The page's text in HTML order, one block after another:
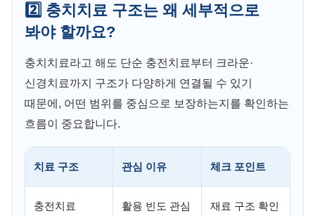
2️⃣ 충치치료 구조는 왜 세부적으로
봐야 할까요?
충치치료라고 해도 단순 충전치료부터 크라운·
신경치료까지 구조가 다양하게 연결될 수 있기
때문에, 어떤 범위를 중심으로 보장하는지를 확인하는
흐름이 중요합니다.
치료 구조 관심 이유 체크 포인트
충전치료 활용 빈도 관심 재료 구조 확인